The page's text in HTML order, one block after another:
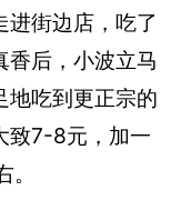
街边店，吃了
香后，小波立马
地吃到更正宗的
致7-8元，加一